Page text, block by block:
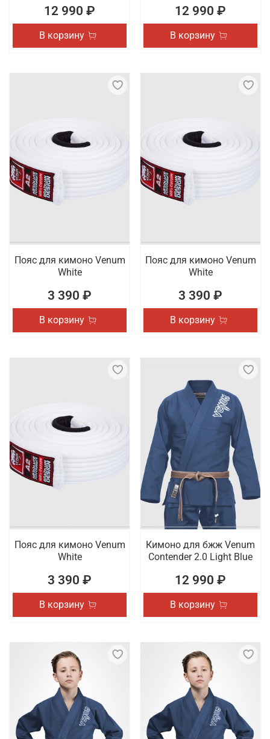
12 990 ₽
В корзину
12 990 ₽
В корзину
Пояс для кимоно Venum
White
3 390 ₽
В корзину
Пояс для кимоно Venum
White
3 390 ₽
В корзину
Пояс для кимоно Venum
White
3 390 ₽
В корзину
Кимоно для бжж Venum
Contender 2.0 Light Blue
12 990 ₽
В корзину